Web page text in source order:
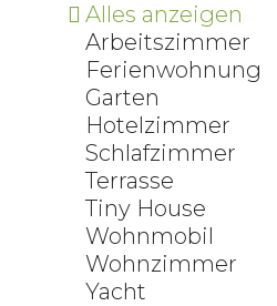
Alles anzeigen
Arbeitszimmer
Ferienwohnung
Garten
Hotelzimmer
Schlafzimmer
Terrasse
Tiny House
Wohnmobil
Wohnzimmer
Yacht